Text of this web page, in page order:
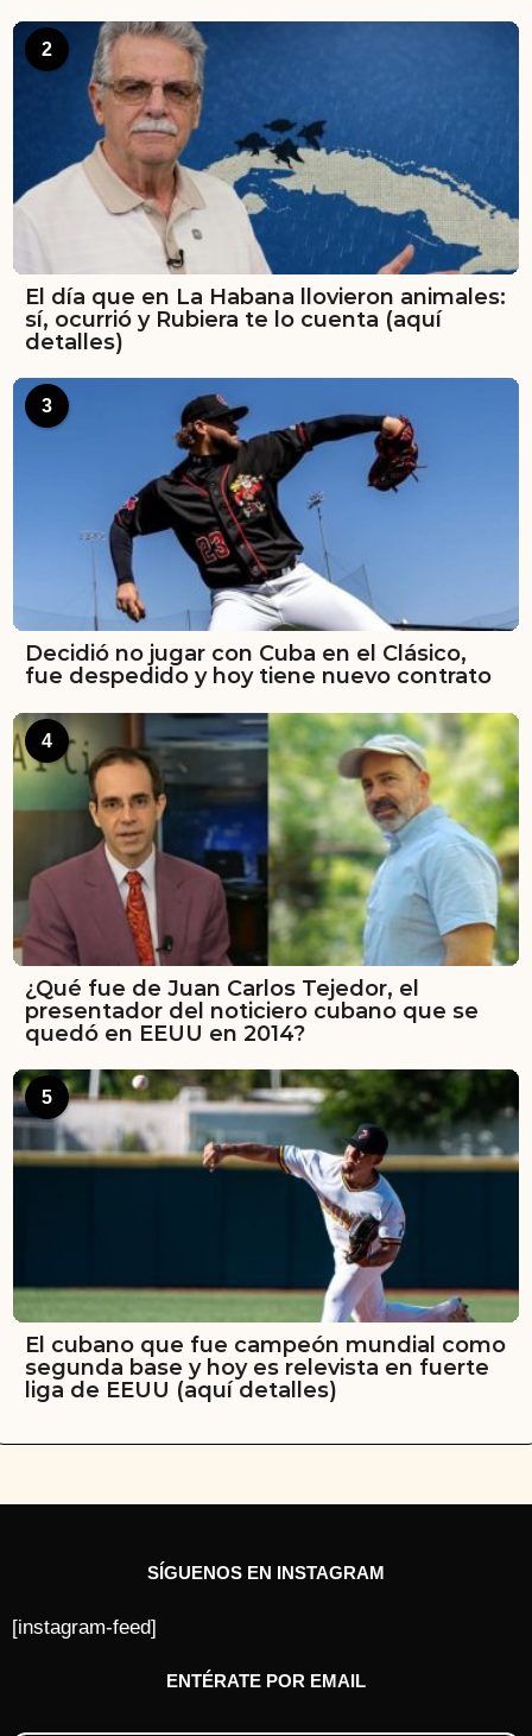
2
El día que en La Habana llovieron animales:
sí, ocurrió y Rubiera te lo cuenta (aquí
detalles)
3
Decidió no jugar con Cuba en el Clásico,
fue despedido y hoy tiene nuevo contrato
4
¿Qué fue de Juan Carlos Tejedor, el
presentador del noticiero cubano que se
quedó en EEUU en 2014?
5
El cubano que fue campeón mundial como
segunda base y hoy es relevista en fuerte
liga de EEUU (aquí detalles)
SÍGUENOS EN INSTAGRAM
[instagram-feed]
ENTÉRATE POR EMAIL